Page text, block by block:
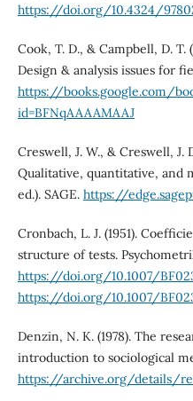
https://doi.org/10.4324/
Cook, T. D., & Campbell, D.
Design & analysis issues for
https://books.google.com/
id=BFNqAAAAMAAJ
Creswell, J. W., & Creswell, J.
Qualitative, quantitative, and
ed.). SAGE. https://
Cronbach, L. J. (1951).
structure of tests.
https://doi.org/10.1007/
https://doi.org/10.1007/
Denzin, N. K. (1978). The
introduction to sociological
https://archive.org/details/